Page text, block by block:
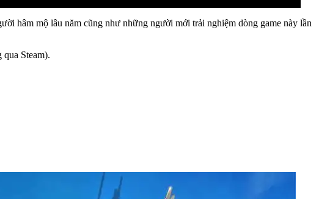
hâm mộ lâu năm cũng như những người mới trải nghiệm dòng game này lần
Steam).